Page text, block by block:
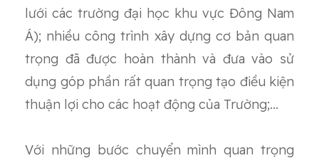
lưới các trường đại học khu vực Đông Nam
Á); nhiều công trình xây dựng cơ bản quan
trọng đã được hoàn thành và đưa vào sử
dụng góp phần rất quan trọng tạo điều kiện
thuận lợi cho các hoạt động của Trường;...
Với những bước chuyển mình quan trọng